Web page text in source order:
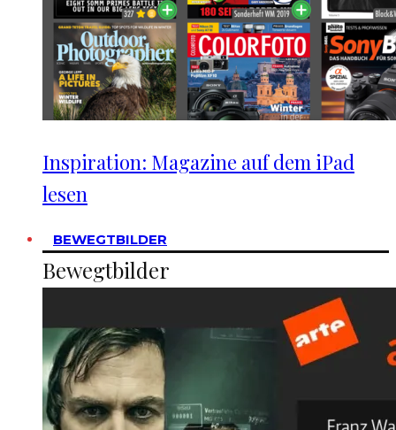
Inspiration: Magazine auf dem iPad
lesen
BEWEGTBILDER
Bewegtbilder